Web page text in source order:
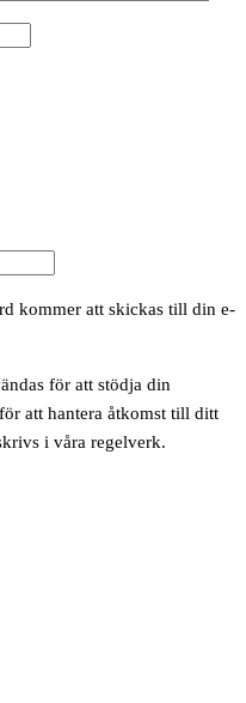
kommer att skickas till din e-
för att stödja din
att hantera åtkomst till ditt
i våra regelverk.